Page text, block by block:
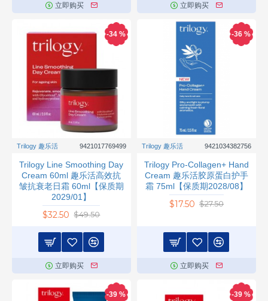
立即购买 立即购买
-34 %
Trilogy 趣乐活 9421017769499
Trilogy Line Smoothing Day
Cream 60ml 趣乐活高效抗
皱抗衰老日霜 60ml【保质期
2029/01】
$32.50 $49.50
立即购买
-36 %
Trilogy 趣乐活 9421034382756
Trilogy Pro-Collagen+ Hand
Cream 趣乐活胶原蛋白护手
霜 75ml【保质期2028/08】
$17.50 $27.50
立即购买
-39 % -39 %